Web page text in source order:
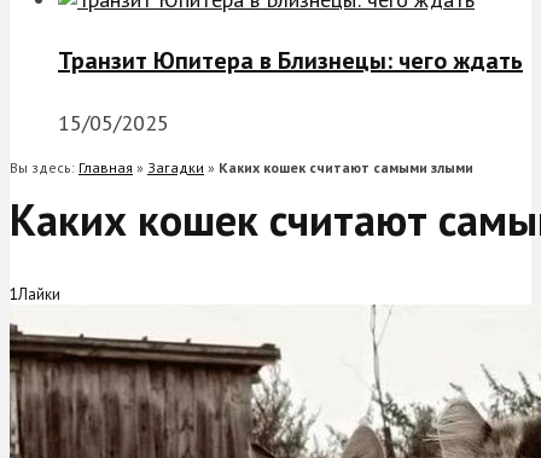
Транзит Юпитера в Близнецы: чего ждать
15/05/2025
Вы здесь: Главная » Загадки » Каких кошек считают самыми злыми
Каких кошек считают
1Лайки